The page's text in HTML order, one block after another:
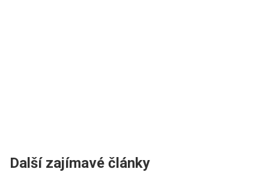
Další zajímavé články